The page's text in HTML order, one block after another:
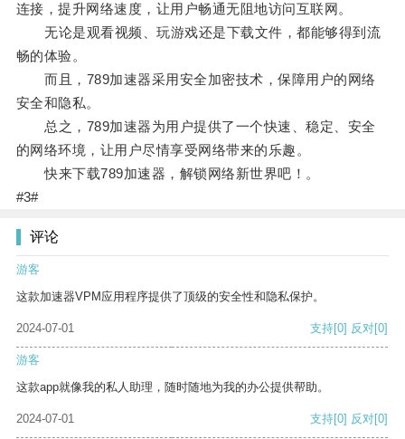
连接，提升网络速度，让用户畅通无阻地访问互联网。
无论是观看视频、玩游戏还是下载文件，都能够得到流
畅的体验。
而且，789加速器采用安全加密技术，保障用户的网络
安全和隐私。
总之，789加速器为用户提供了一个快速、稳定、安全
的网络环境，让用户尽情享受网络带来的乐趣。
快来下载789加速器，解锁网络新世界吧！。
#3#
评论
游客
这款加速器VPM应用程序提供了顶级的安全性和隐私保护。
2024-07-01 支持[0] 反对[0]
游客
这款app就像我的私人助理，随时随地为我的办公提供帮助。
2024-07-01 支持[0] 反对[0]